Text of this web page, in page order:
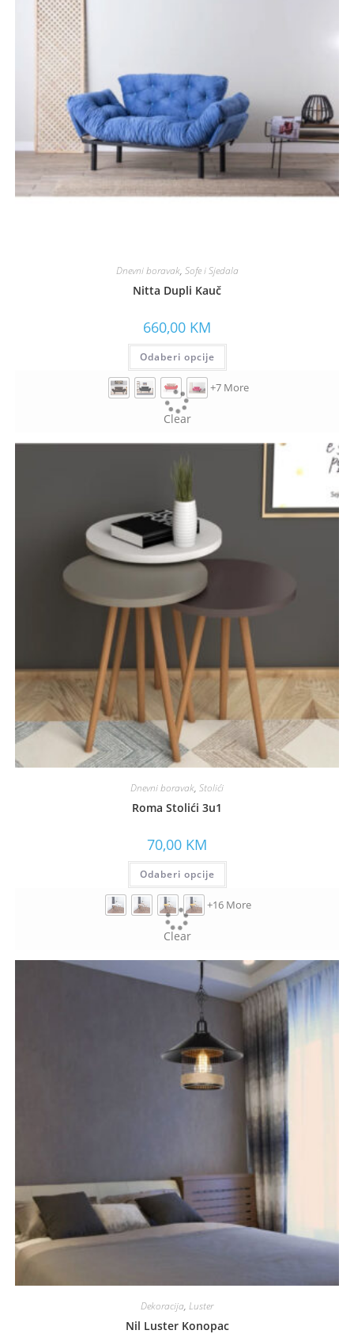
Dnevni boravak, Sofe i Sjedala
Nitta Dupli Kauč
660,00 KM
Odaberi opcije
+7 More
Clear
Dnevni boravak, Stolići
Roma Stolići 3u1
70,00 KM
Odaberi opcije
+16 More
Clear
Dekoracija, Luster
Nil Luster Konopac